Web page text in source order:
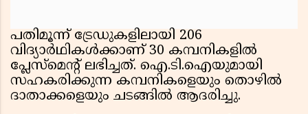
പതിമൂന്ന് ട്രേഡുകളിലായി 206
വിദ്യാർഥികൾക്കാണ് 30 കമ്പനികളിൽ
പ്ലേസ്‌മെന്റ് ലഭിച്ചത്. ഐ.ടി.ഐയുമായി
സഹകരിക്കുന്ന കമ്പനികളെയും തൊഴിൽ
ദാതാക്കളെയും ചടങ്ങിൽ ആദരിച്ചു.